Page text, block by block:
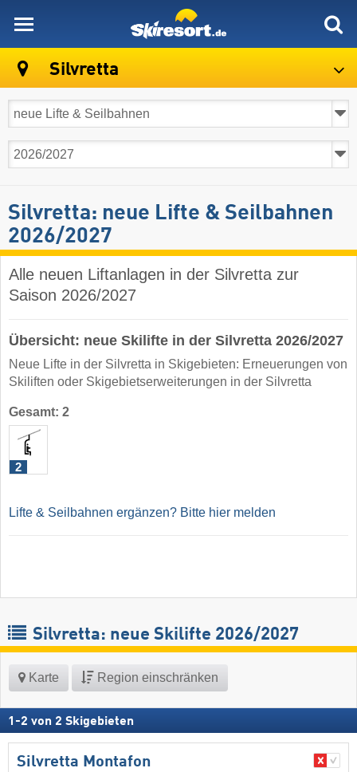
Silvretta
Silvretta: neue Lifte & Seilbahnen
2026/2027
Alle neuen Liftanlagen in der Silvretta zur
Saison 2026/2027
Übersicht: neue Skilifte in der Silvretta 2026/2027
Neue Lifte in der Silvretta in Skigebieten: Erneuerungen von
Skiliften oder Skigebietserweiterungen in der Silvretta
Gesamt: 2
2
Lifte & Seilbahnen ergänzen? Bitte hier melden
Silvretta: neue Skilifte 2026/2027
Karte Region einschränken
1 -2 von 2 Skigebieten
Silvretta Montafon